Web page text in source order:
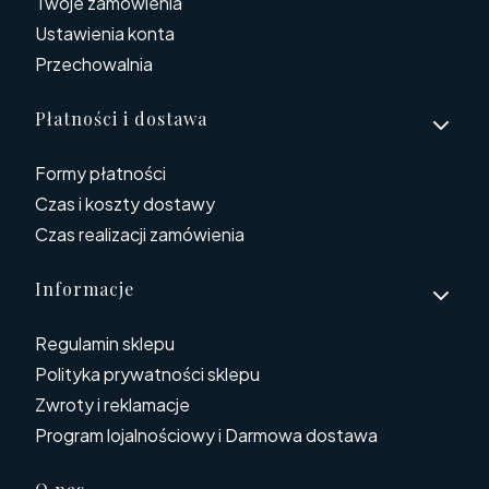
Ustawienia konta
Przechowalnia
Płatności i dostawa
Formy płatności
Czas i koszty dostawy
Czas realizacji zamówienia
Informacje
Regulamin sklepu
Polityka prywatności sklepu
Zwroty i reklamacje
Program lojalnościowy i Darmowa dostawa